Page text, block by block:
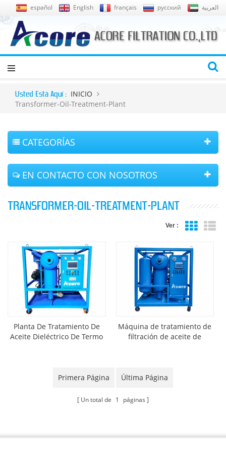
español English français русский العربية
Usted Está Aquí : INICIO
Transformer-Oil-Treatment-Plant
CATEGORÍAS
EN CONTACTO CON NOSOTROS
TRANSFORMER-OIL-TREATMENT-PLANT
Ver :
Planta De Tratamiento De
Aceite Dieléctrico De Termo
Máquina de tratamiento de
filtración de aceite de
Primera Página Última Página
Un total de 1 páginas